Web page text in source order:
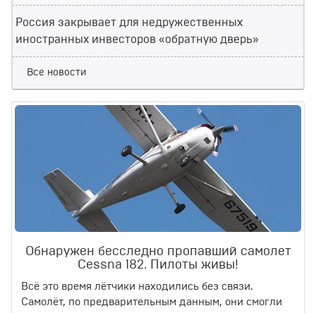
Россия закрывает для недружественных
иностранных инвесторов «обратную дверь»
Все новости
Обнаружен бесследно пропавший самолет
Cessna 182. Пилоты живы!
Всё это время лётчики находились без связи.
Самолёт, по предварительным данным, они смогли